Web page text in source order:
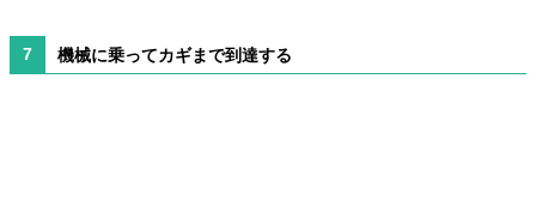
機械に乗ってカギまで到達する